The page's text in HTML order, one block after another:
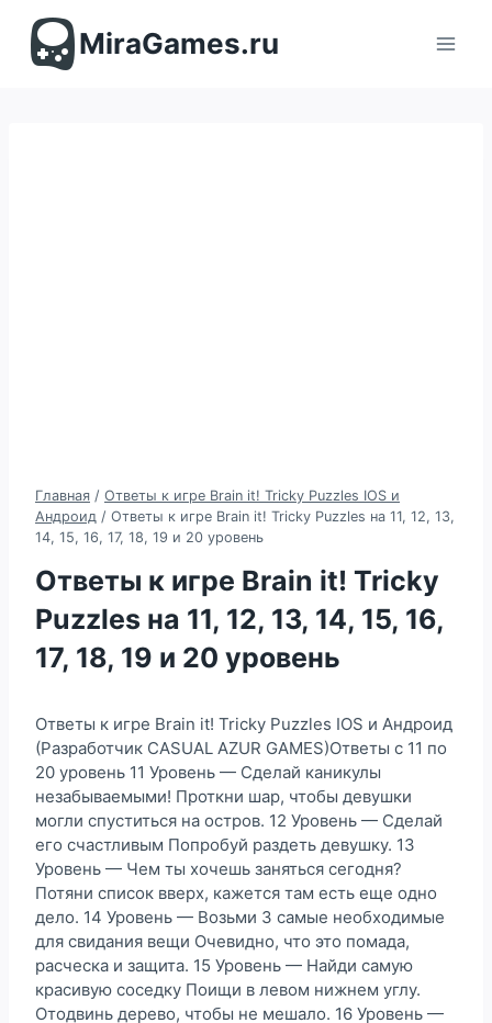
содержимомуMiraGames.ru
Главная / Ответы к игре Brain it! Tricky Puzzles IOS и
Андроид / Ответы к игре Brain it! Tricky Puzzles на 11, 12, 13,
14, 15, 16, 17, 18, 19 и 20 уровень
Ответы к игре Brain it! Tricky
Puzzles на 11, 12, 13, 14, 15, 16,
17, 18, 19 и 20 уровень
Ответы к игре Brain it! Tricky Puzzles IOS и Андроид
(Разработчик CASUAL AZUR GAMES)Ответы с 11 по
20 уровень 11 Уровень — Сделай каникулы
незабываемыми! Проткни шар, чтобы девушки
могли спуститься на остров. 12 Уровень — Сделай
его счастливым Попробуй раздеть девушку. 13
Уровень — Чем ты хочешь заняться сегодня?
Потяни список вверх, кажется там есть еще одно
дело. 14 Уровень — Возьми 3 самые необходимые
для свидания вещи Очевидно, что это помада,
расческа и защита. 15 Уровень — Найди самую
красивую соседку Поищи в левом нижнем углу.
Отодвинь дерево, чтобы не мешало. 16 Уровень —